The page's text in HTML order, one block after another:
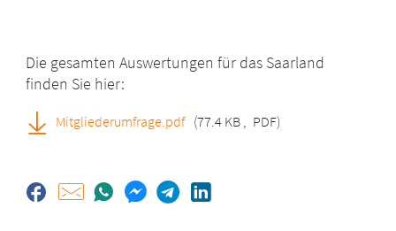
Die gesamten Auswertungen für das Saarland
finden Sie hier:
Mitgliederumfrage.pdf (77.4 KB , PDF)